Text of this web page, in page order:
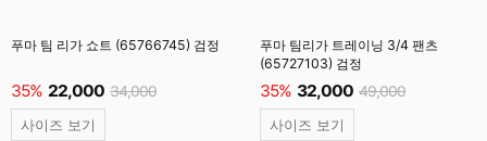
푸마 팀 리가 쇼트 (65766745) 검정
35% 22,000 34,000
사이즈 보기
푸마 팀리가 트레이닝 3/4 팬츠
(65727103) 검정
35% 32,000 49,000
사이즈 보기